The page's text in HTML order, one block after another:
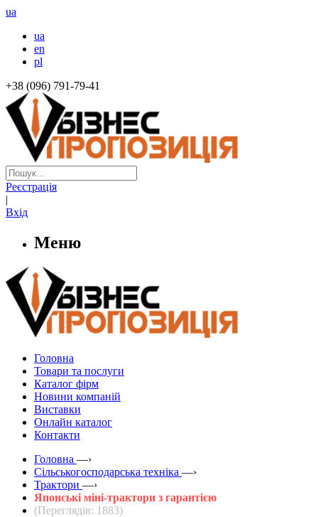
ua
ua
en
pl
+38 (096) 791-79-41
Реєстрація
|
Вхід
Меню
Головна
Товари та послуги
Каталог фірм
Новини компаній
Виставки
Онлайн каталог
Контакти
Головна —›
Сільськогосподарська техніка —›
Трактори —›
Японські міні-трактори з гарантією
(Переглядів: 1883)